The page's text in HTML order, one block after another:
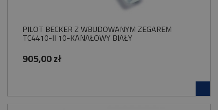
PILOT BECKER Z WBUDOWANYM ZEGAREM
TC4410-II 10-KANAŁOWY BIAŁY
905,00 zł